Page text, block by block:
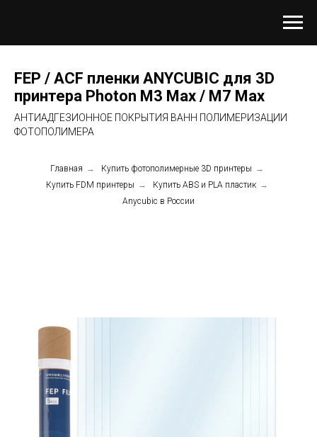
FEP / ACF пленки ANYCUBIC для 3D
принтера Photon M3 Max / M7 Max
АНТИАДГЕЗИОННОЕ ПОКРЫТИЯ ВАНН ПОЛИМЕРИЗАЦИИ
ФОТОПОЛИМЕРА
Главная → Купить фотополимерные 3D принтеры →
Купить FDM принтеры → Купить ABS и PLA пластик →
Anycubic в России